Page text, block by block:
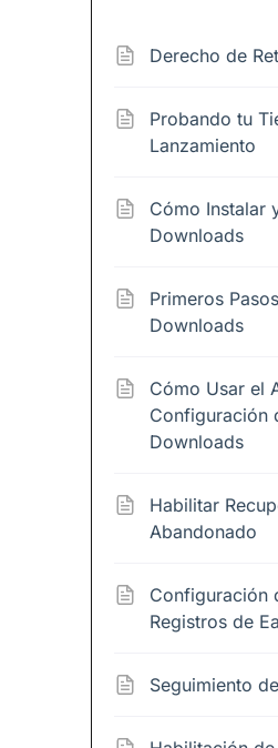
Derecho de
Probando tu
Lanzamiento
Cómo Instalar
Downloads
Primeros
Downloads
Cómo Usar el
Configuración
Downloads
Habilitar
Abandonado
Configuración
Registros de
Seguimiento